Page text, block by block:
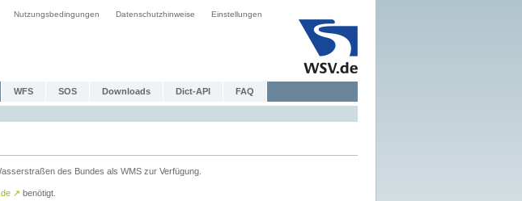
Nutzungsbedingungen Datenschutzhinweise Einstellungen
WFS SOS Downloads Dict-API FAQ
des Bundes als WMS zur Verfügung.
↗ benötigt.